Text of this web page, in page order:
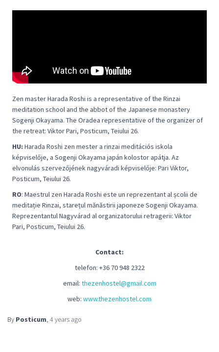
Zen master Harada Roshi is a representative of the Rinzai
meditation school and the abbot of the Japanese monastery
Sogenji Okayama. The Oradea representative of the organizer of
the retreat: Viktor Pari, Posticum, Teiului 26.
HU: Harada Roshi zen mester a rinzai meditációs iskola
képviselője, a Sogenji Okayama japán kolostor apátja. Az
elvonulás szervezőjének nagyváradi képviselője: Pari Viktor,
Posticum, Teiului 26.
RO: Maestrul zen Harada Roshi este un reprezentant al școlii de
meditație Rinzai, starețul mănăstirii japoneze Sogenji Okayama.
Reprezentantul Nagyvárad al organizatorului retragerii: Viktor
Pari, Posticum, Teiului 26.
Contact:
telefon: +36 70 948 2322
email: thezenhostel@gmail.com
web: www.thezenhostel.com
By Posticum, 4 years ago